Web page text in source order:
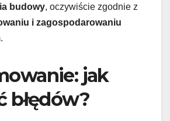
budowy, oczywiście zgodnie z
i zagospodarowaniu
.
jak
błędów?